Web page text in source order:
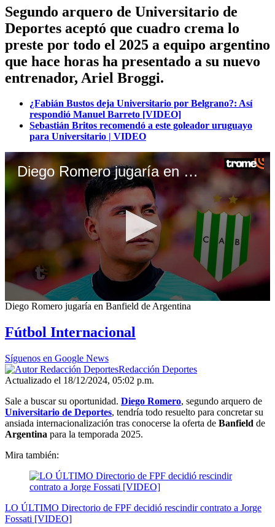
Segundo arquero de Universitario de
Deportes aceptó que cuadro crema lo
preste por todo el 2025 a equipo argentino
que hace horas ha presentado a su nuevo
entrenador, Ariel Broggi.
¿Fabián Bustos deja Universitario por Belgrano?: Así
respondió Manuel Barreto [VIDEO]
Sebastián Britos recomendó a este goleador uruguayo
para Universitario | VIDEO
Diego Romero jugaría en Banfield de Argentina
0
seconds
of
1
0
Diego Romero jugaría en Banfield de Argentina
Fútbol Internacional
Síguenos en Google News
Redacción Deportes
Actualizado el 18/12/2024, 05:02 p.m.
Sale a buscar su oportunidad. Diego Romero, segundo arquero de
Universitario de Deportes, tendría todo resuelto para concretar su
ansiada internacionalización tras conocerse la oferta de Banfield de
Argentina para la temporada 2025.
Mira también:
LO ÚLTIMO Directorio de FPF decidió rescindir contrato a Jorge
Fossati [VIDEO]